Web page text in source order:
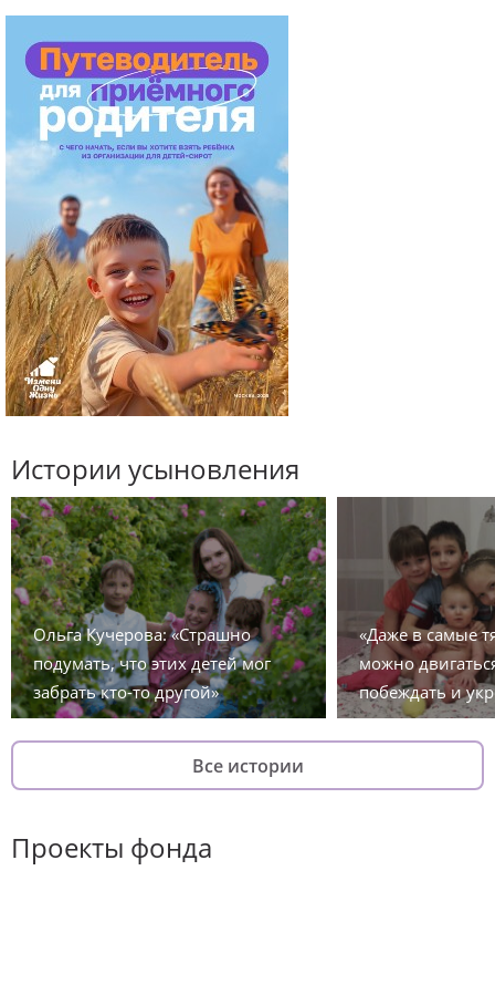
Истории усыновления
Ольга Кучерова: «Страшно
подумать, что этих детей мог
забрать кто-то другой»
«Даже в самые
можно
побеждать и
Все истории
Проекты фонда